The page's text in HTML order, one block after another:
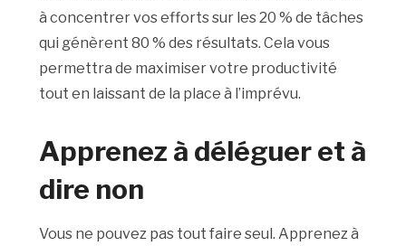
à concentrer vos efforts sur les 20 % de tâches
qui génèrent 80 % des résultats. Cela vous
permettra de maximiser votre productivité
tout en laissant de la place à l’imprévu.
Apprenez à déléguer et à
dire non
Vous ne pouvez pas tout faire seul. Apprenez à